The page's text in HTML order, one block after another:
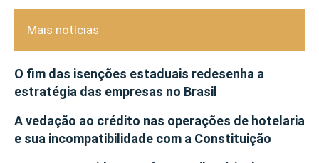
Mais notícias
O fim das isenções estaduais redesenha a
estratégia das empresas no Brasil
A vedação ao crédito nas operações de hotelaria
e sua incompatibilidade com a Constituição